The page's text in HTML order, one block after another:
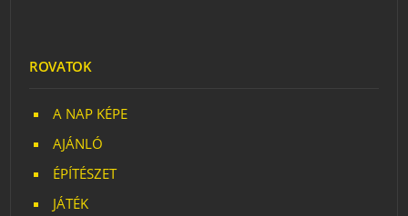
ROVATOK
A NAP KÉPE
AJÁNLÓ
ÉPÍTÉSZET
JÁTÉK